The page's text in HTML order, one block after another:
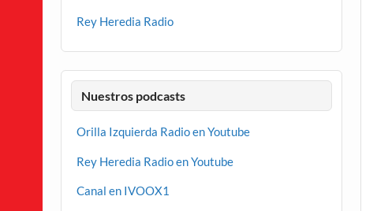
Rey Heredia Radio
Nuestros podcasts
Orilla Izquierda Radio en Youtube
Rey Heredia Radio en Youtube
Canal en IVOOX1